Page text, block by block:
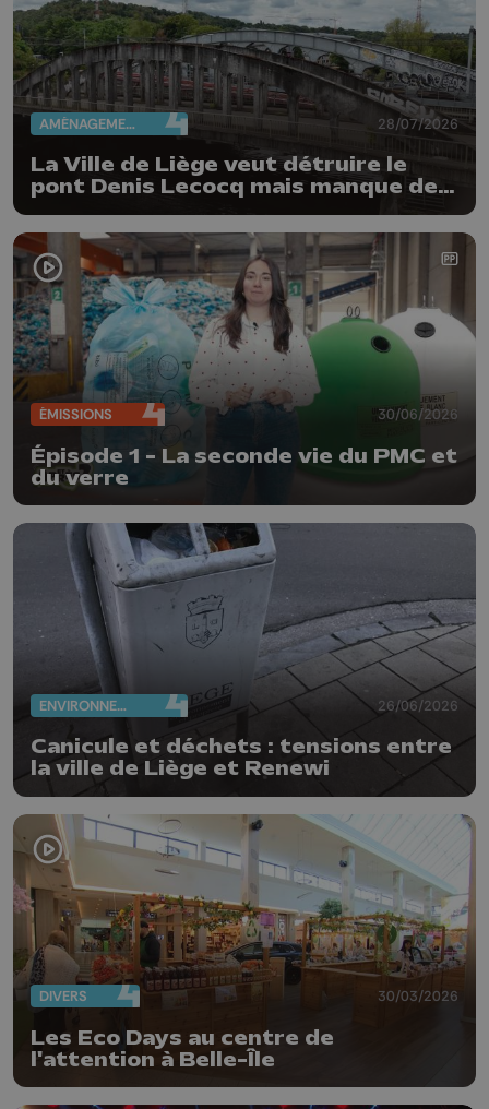
AMÉNAGEMENT DU TERRITOIRE 28/07/2026
La Ville de Liège veut détruire le
pont Denis Lecocq mais manque de
ÉMISSIONS 30/06/2026
Épisode 1 - La seconde vie du PMC et
du verre
ENVIRONNEMENT 26/06/2026
Canicule et déchets : tensions entre
la ville de Liège et Renewi
DIVERS 30/03/2026
Les Eco Days au centre de
l'attention à Belle-Île